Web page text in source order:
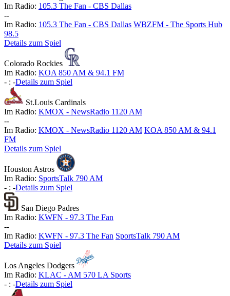
Im Radio: 105.3 The Fan - CBS Dallas
--
Im Radio: 105.3 The Fan - CBS Dallas WBZFM - The Sports Hub
98.5
Details zum Spiel
Colorado Rockies
Im Radio: KOA 850 AM & 94.1 FM
- : -Details zum Spiel
St.Louis Cardinals
Im Radio: KMOX - NewsRadio 1120 AM
--
Im Radio: KMOX - NewsRadio 1120 AM KOA 850 AM & 94.1
FM
Details zum Spiel
Houston Astros
Im Radio: SportsTalk 790 AM
- : -Details zum Spiel
San Diego Padres
Im Radio: KWFN - 97.3 The Fan
--
Im Radio: KWFN - 97.3 The Fan SportsTalk 790 AM
Details zum Spiel
Los Angeles Dodgers
Im Radio: KLAC - AM 570 LA Sports
- : -Details zum Spiel